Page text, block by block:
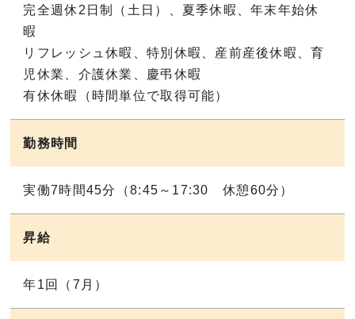
完全週休2日制（土日）、夏季休暇、年末年始休
暇
リフレッシュ休暇、特別休暇、産前産後休暇、育
児休業、介護休業、慶弔休暇
有休休暇（時間単位で取得可能）
勤務時間
実働7時間45分（8:45～17:30 休憩60分）
昇給
年1回（7月）